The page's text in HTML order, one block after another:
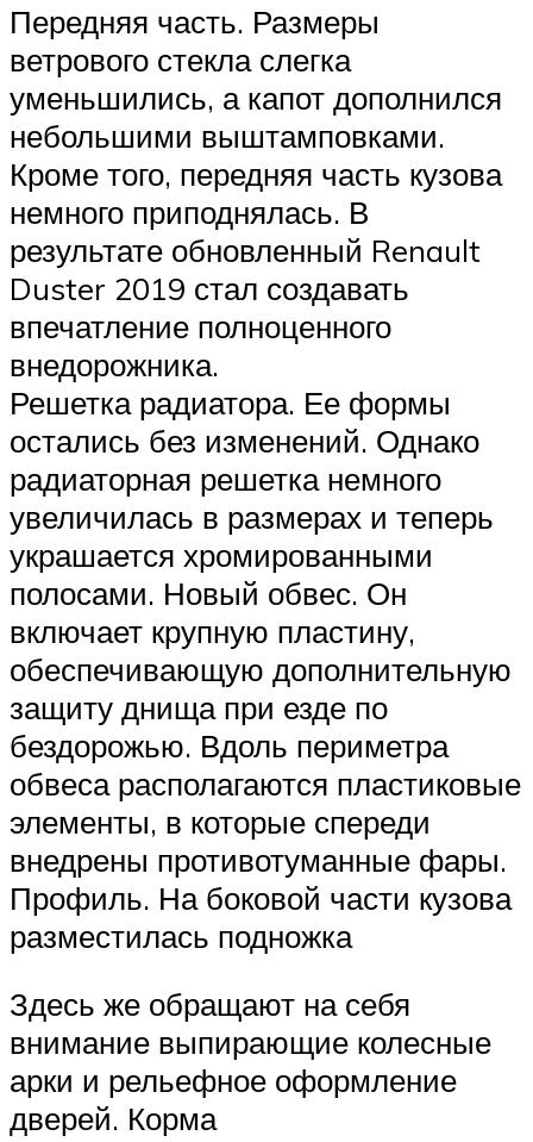
Передняя часть. Размеры
ветрового стекла слегка
уменьшились, а капот дополнился
небольшими выштамповками.
Кроме того, передняя часть кузова
немного приподнялась. В
результате обновленный Renault
Duster 2019 стал создавать
впечатление полноценного
внедорожника.
Решетка радиатора. Ее формы
остались без изменений. Однако
радиаторная решетка немного
увеличилась в размерах и теперь
украшается хромированными
полосами. Новый обвес. Он
включает крупную пластину,
обеспечивающую дополнительную
защиту днища при езде по
бездорожью. Вдоль периметра
обвеса располагаются пластиковые
элементы, в которые спереди
внедрены противотуманные фары.
Профиль. На боковой части кузова
разместилась подножка
Здесь же обращают на себя
внимание выпирающие колесные
арки и рельефное оформление
дверей. Корма